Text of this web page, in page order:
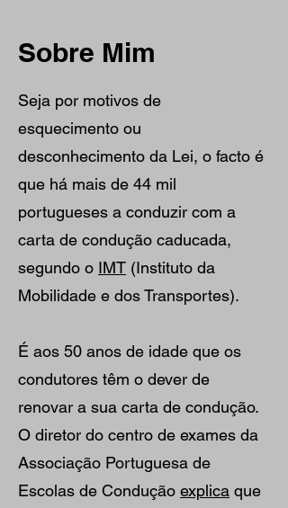
Sobre Mim
Seja por motivos de
esquecimento ou
desconhecimento da Lei, o facto é
que há mais de 44 mil
portugueses a conduzir com a
carta de condução caducada,
segundo o IMT (Instituto da
Mobilidade e dos Transportes).
É aos 50 anos de idade que os
condutores têm o dever de
renovar a sua carta de condução.
O diretor do centro de exames da
Associação Portuguesa de
Escolas de Condução explica que